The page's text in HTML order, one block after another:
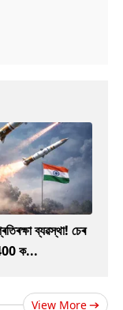
ব্যৱস্থা! চেৰ
ক...
View More